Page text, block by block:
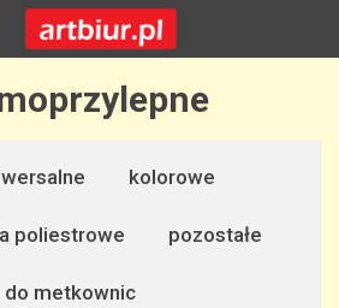
kolorowe
poliestrowe pozostałe
do metkownic